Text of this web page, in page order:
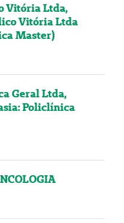
Vitória Ltda,
Vitória Ltda
Master)
Geral Ltda,
Policlínica